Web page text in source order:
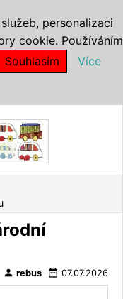
person rebus date_range 07.07.2026
personalizaci
cookie. Používáním
Souhlasím
Více